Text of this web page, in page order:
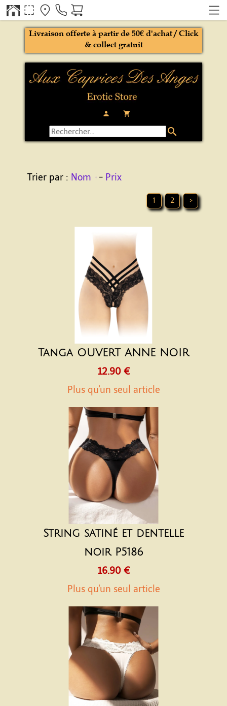
person local_grocery_store
Livraison offerte à partir de 50€ d'achat / Click
& collect gratuit
search
Trier par : Nom - Prix
1 2 >
Tanga OUVERT ANNE NOIR
12.90 €
Plus qu'un seul article
String satiné et dentelle
noir P5186
16.90 €
Plus qu'un seul article